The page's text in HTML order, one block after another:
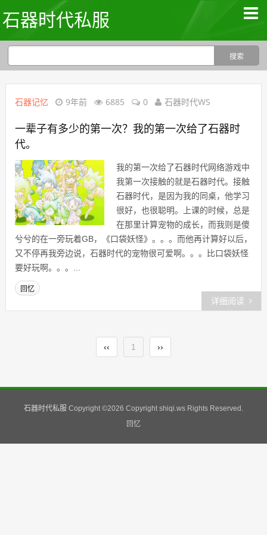
石器时代私服
石器记忆 9年前 6885 0 石器时代WS
一辈子有多少的第一次？我的第一次给了石器时
代。
我的第一次给了石器时代网络游戏中
我第一次接触的就是石器时代。接触
石器时代，是因为我的同桌，他学习
很好，也很聪明。上课的时候，总是
在那里计算宠物的成长，而我则是傻
兮兮的在一旁玩着GB，《口袋妖怪》。。。而他再计算好以后，
又不停再我旁边说，石器时代的宠物很可爱啊。。。比口袋妖怪
要好玩啊。。。...
回忆
详细阅读
‹‹ 1 ››
石器时代私服 Copyright ©2026 Copyright shiqi.ws Rights Reserved.
回忆